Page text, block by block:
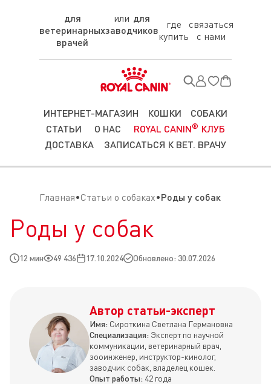
для
ветеринарных
врачей
для
заводчиков
где
купить
связаться
с нами
ИНТЕРНЕТ-МАГАЗИН КОШКИ
СОБАКИ
СТАТЬИ
О НАС ROYAL CANIN® КЛУБ
ДОСТАВКА
ЗАПИСАТЬСЯ К ВЕТ. ВРАЧУ
Главная Статьи о собаках Роды у собак
Роды у собак
12 мин 49 436 17.10.2024 Обновлено: 30.07.2026
Автор статьи-эксперт
Имя: Сироткина Светлана Германовна
Специализация: Эксперт по научной
коммуникации, ветеринарный врач,
зооинженер, инструктор-кинолог,
заводчик собак, владелец кошек.
Опыт работы: 42 года